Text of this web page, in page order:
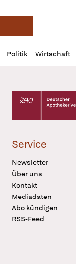
Deutsche
Politik Wirtschaft
Profil
öffnen
Daz
Pur
Deutscher
Service
Newsletter
Über uns
Kontakt
Mediadaten
Abo kündigen
RSS-Feed